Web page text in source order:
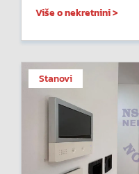
Više o nekretnini >
Stanovi